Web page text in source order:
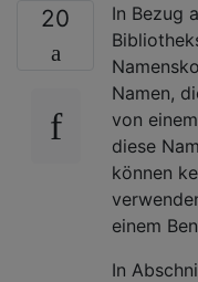
20
In Bezug
Namen,
von
diese
können
einem
In